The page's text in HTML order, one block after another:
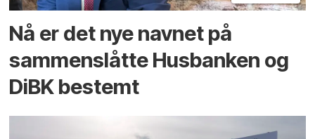
Nå er det nye navnet på
sammenslåtte Husbanken og
DiBK bestemt